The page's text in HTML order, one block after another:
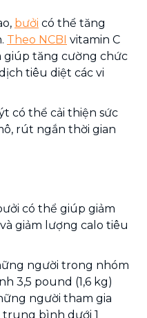
bưởi có thể tăng
Theo NCBI vitamin C
giúp tăng cường chức
tiêu diệt các vi
có thể cải thiện sức
rút ngắn thời gian
có thể giúp giảm
giảm lượng calo tiêu
người trong nhóm
3,5 pound (1,6 kg)
người tham gia
bình dưới 1